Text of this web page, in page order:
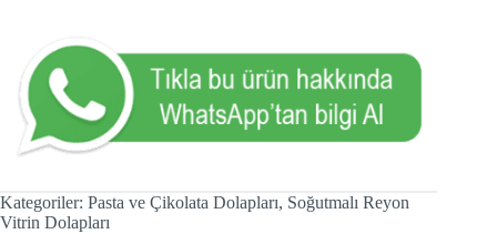
Kategoriler: Pasta ve Çikolata Dolapları, Soğutmalı Reyon
Vitrin Dolapları